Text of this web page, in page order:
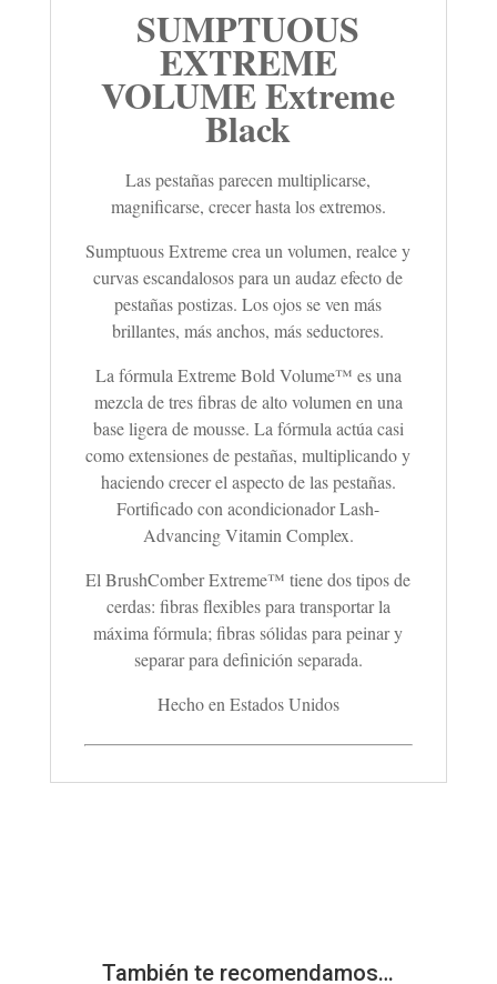
SUMPTUOUS
EXTREME
VOLUME Extreme
Black
Las pestañas parecen multiplicarse,
magnificarse, crecer hasta los extremos.
Sumptuous Extreme crea un volumen, realce y
curvas escandalosos para un audaz efecto de
pestañas postizas. Los ojos se ven más
brillantes, más anchos, más seductores.
La fórmula Extreme Bold Volume™ es una
mezcla de tres fibras de alto volumen en una
base ligera de mousse. La fórmula actúa casi
como extensiones de pestañas, multiplicando y
haciendo crecer el aspecto de las pestañas.
Fortificado con acondicionador Lash-
Advancing Vitamin Complex.
El BrushComber Extreme™ tiene dos tipos de
cerdas: fibras flexibles para transportar la
máxima fórmula; fibras sólidas para peinar y
separar para definición separada.
Hecho en Estados Unidos
También te recomendamos…